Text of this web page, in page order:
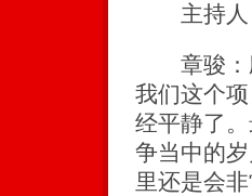
主持人：
章骏：应
我们这个
经平静了
争当中的
里还是会非